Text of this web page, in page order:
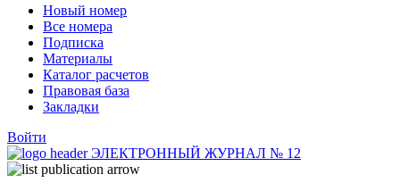
Новый номер
Все номера
Подписка
Материалы
Каталог расчетов
Правовая база
Закладки
Войти
ЭЛЕКТРОННЫЙ ЖУРНАЛ № 12